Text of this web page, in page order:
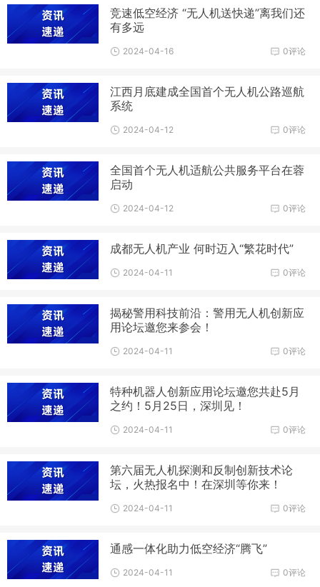
竞速低空经济 “无人机送快递”离我们还
有多远
0评论
2024-04-16
江西月底建成全国首个无人机公路巡航
系统
0评论
2024-04-12
全国首个无人机适航公共服务平台在蓉
启动
0评论
2024-04-12
成都无人机产业 何时迈入“繁花时代”
0评论
2024-04-11
揭秘警用科技前沿：警用无人机创新应
用论坛邀您来参会！
0评论
2024-04-11
特种机器人创新应用论坛邀您共赴5月
之约！5月25日，深圳见！
0评论
2024-04-11
第六届无人机探测和反制创新技术论
坛，火热报名中！在深圳等你来！
0评论
2024-04-11
通感一体化助力低空经济“腾飞”
0评论
2024-04-11